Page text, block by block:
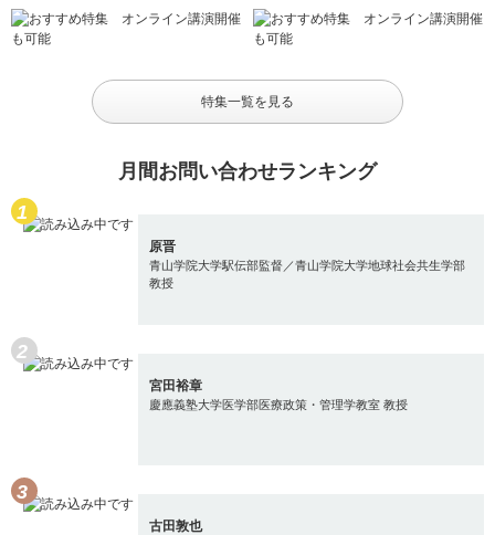
特集一覧を見る
月間お問い合わせランキング
原晋
青山学院大学駅伝部監督／青山学院大学地球社会共生学部
教授
宮田裕章
慶應義塾大学医学部医療政策・管理学教室 教授
古田敦也